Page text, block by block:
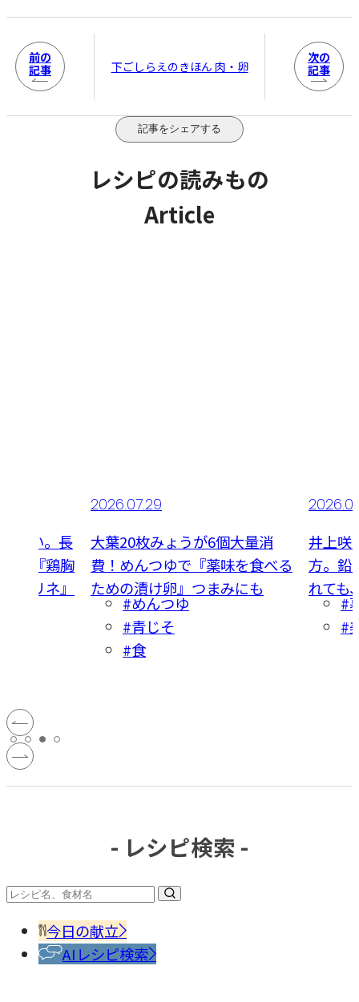
前の
記事
下ごしらえのきほん 肉・卵
次の
記事
記事をシェアする
レシピの読みもの
Article
たい。長
立『鶏胸
マリネ』
2026.07.29
大葉20枚みょうが6個大量消
費！めんつゆで『薬味を食べる
ための漬け卵』つまみにも
#めんつゆ
#青じそ
#食
井上咲
方。鉛
れても
#
#
- レシピ検索 -
今日の献立
AIレシピ検索